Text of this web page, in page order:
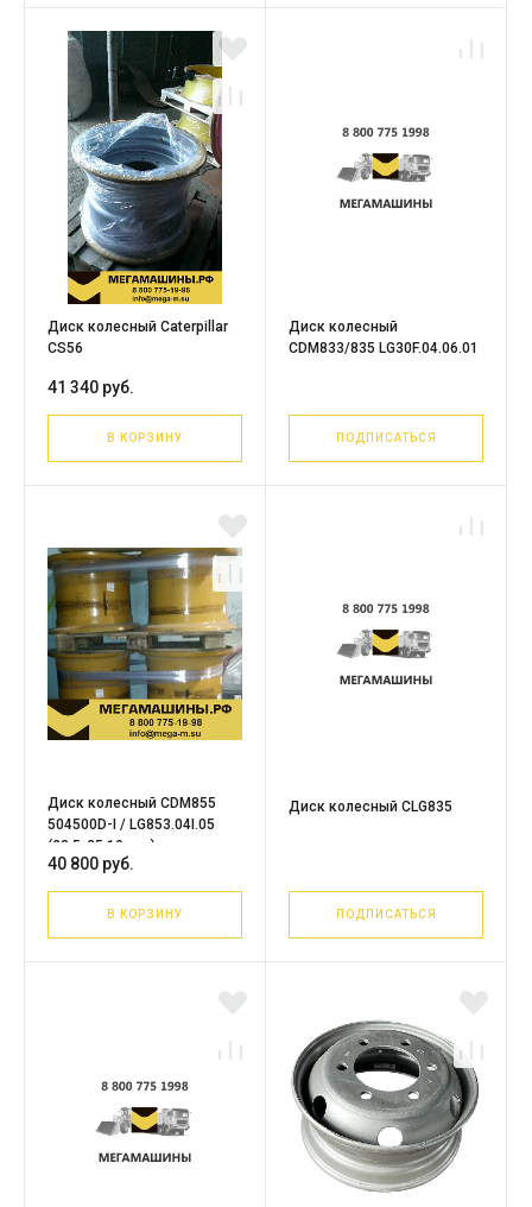
Диск колесный Caterpillar
CS56
41 340 руб.
В КОРЗИНУ
Диск колесный
CDM833/835 LG30F.04.06.01
ПОДПИСАТЬСЯ
Диск колесный CDM855
504500D-I / LG853.04I.05
(23,5-25 10 отв)
40 800 руб.
В КОРЗИНУ
Диск колесный CLG835
ПОДПИСАТЬСЯ